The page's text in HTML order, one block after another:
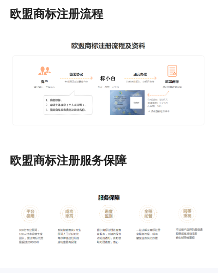
欧盟商标注册流程
欧盟商标注册服务保障